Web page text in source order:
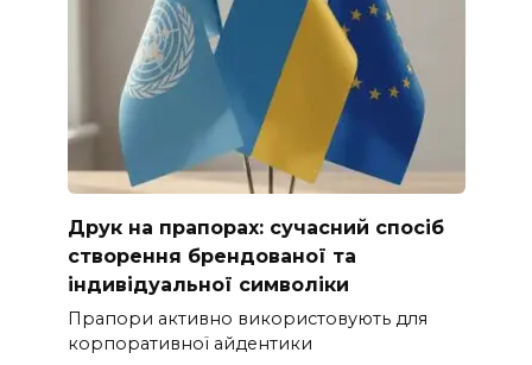
Друк на прапорах: сучасний спосіб
створення брендованої та
індивідуальної символіки
Прапори активно використовують для
корпоративної айдентики